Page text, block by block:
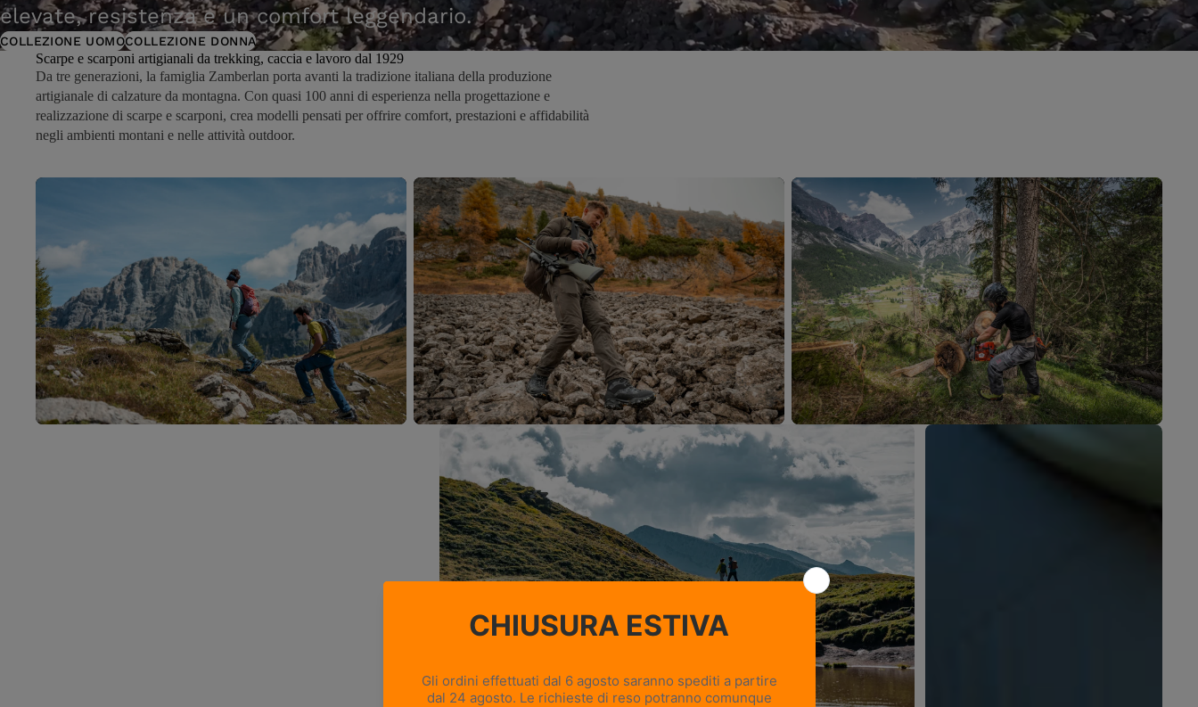
elevate, resistenza e un comfort leggendario.
COLLEZIONE UOMOCOLLEZIONE DONNA
Scarpe e scarponi artigianali da trekking, caccia e lavoro dal 1929
Da tre generazioni, la famiglia Zamberlan porta avanti la tradizione italiana della produzione
artigianale di calzature da montagna. Con quasi 100 anni di esperienza nella progettazione e
realizzazione di scarpe e scarponi, crea modelli pensati per offrire comfort, prestazioni e affidabilità
negli ambienti montani e nelle attività outdoor.
Scarponi da Caccia Scarponi da Lavoro